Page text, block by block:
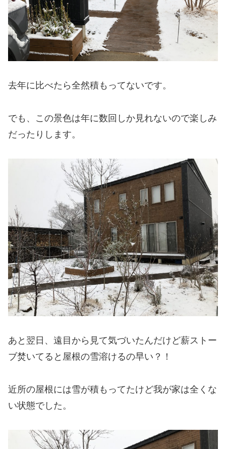
去年に比べたら全然積もってないです。
でも、この景色は年に数回しか見れないので楽しみ
だったりします。
あと翌日、遠目から見て気づいたんだけど薪ストー
ブ焚いてると屋根の雪溶けるの早い？！
近所の屋根には雪が積もってたけど我が家は全くな
い状態でした。